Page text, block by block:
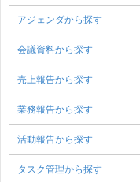
アジェンダから探す
会議資料から探す
売上報告から探す
業務報告から探す
活動報告から探す
タスク管理から探す